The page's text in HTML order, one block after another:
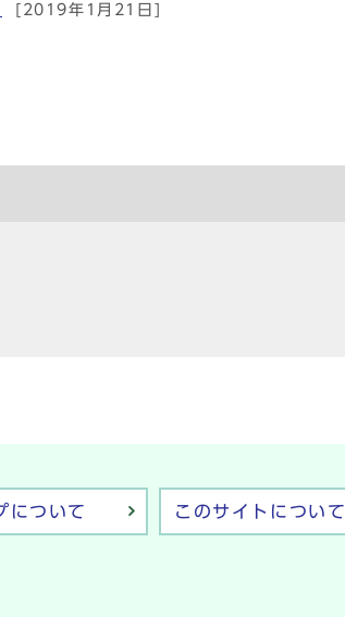
[2019年1月21日]
について このサイトについて